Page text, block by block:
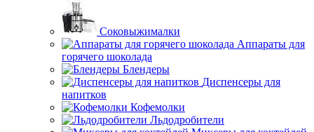
Соковыжималки
Аппараты для
горячего шоколада
Блендеры
Диспенсеры для
напитков
Кофемолки
Льдодробители